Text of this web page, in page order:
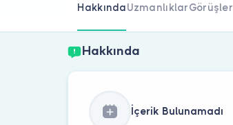
HakkındaUzmanlıklarGörüşler
Hakkında
İçerik Bulunamadı